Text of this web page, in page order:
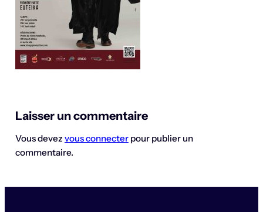
Laisser un commentaire
Vous devez vous connecterpour publier un
commentaire.